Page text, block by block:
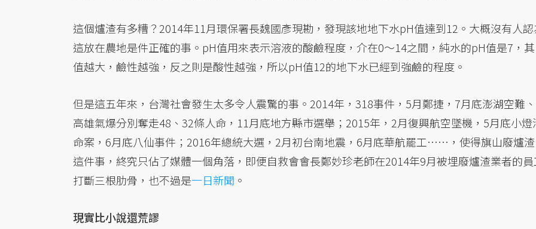
這個爐渣有多糟？2014年11月環保署長魏國彥現勘，發現該地地下水pH值達到12。大概沒有人
這放在農地是件正確的事。pH值用來表示溶液的酸鹼程度，介在0～14之間，純水的pH值是7，其
值越大，鹼性越強，反之則是酸性越強，所以pH值12的地下水已經到強鹼的程度。
但是這五年來，台灣社會發生太多令人震驚的事。2014年，318事件，5月鄭捷，7月底澎湖空難、
高雄氣爆分別奪走48、32條人命，11月底地方縣市選舉；2015年，2月復興航空墜機，5月底小燈
命案，6月底八仙事件；2016年總統大選，2月初台南地震，6月底華航罷工……，使得旗山廢爐渣
這件事，終究只佔了媒體一個角落，即便自救會會長鄭妙珍老師在2014年9月被埋廢爐渣業者的
打斷三根肋骨，也不過是一日新聞 。
現實比小說還荒謬